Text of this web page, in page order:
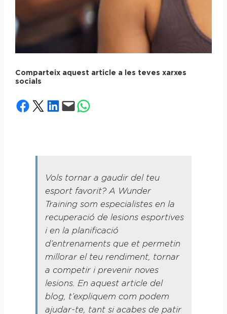
Comparteix aquest article a les teves xarxes
socials
Share on Facebook
Share on X Share on LinkedIn
Email this PageShare on WhatsApp
Vols tornar a gaudir del teu
esport favorit? A Wunder
Training som especialistes en la
recuperació de lesions esportives
i en la planificació
d’entrenaments que et permetin
millorar el teu rendiment, tornar
a competir i prevenir noves
lesions. En aquest article del
blog, t’expliquem com podem
ajudar-te, tant si acabes de patir